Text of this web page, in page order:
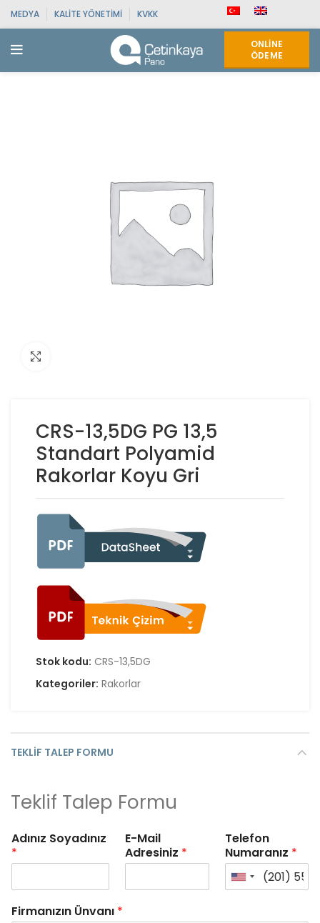
MEDYA KALITE YÖNETIMI KVKK
ONLINE
ÖDEME
CRS-13,5DG PG 13,5
Standart Polyamid
Rakorlar Koyu Gri
Stok kodu: CRS-13,5DG
Kategoriler: Rakorlar
TEKLIF TALEP FORMU
Teklif Talep Formu
Adınız Soyadınız
*
E-Mail
Adresiniz *
Telefon
Numaranız *
Firmanızın Ünvanı *